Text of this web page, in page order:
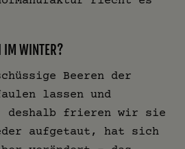
IM WINTER?
Beeren der
lassen und
deshalb frieren wir sie
aufgetaut, hat sich